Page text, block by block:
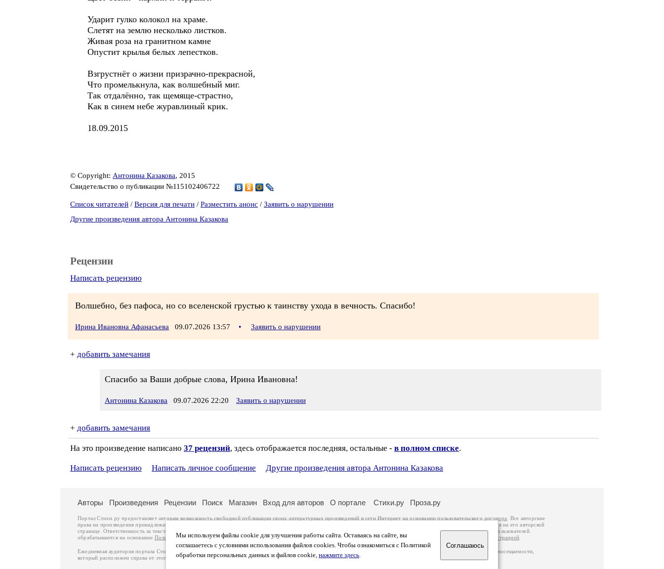
Ударит гулко колокол на храме.
Слетят на землю несколько листков.
Живая роза на гранитном камне
Опустит крылья белых лепестков.
Взгрустнёт о жизни призрачно-прекрасной,
Что промелькнула, как волшебный миг.
Так отдалённо, так щемяще-страстно,
Как в синем небе журавлиный крик.
18.09.2015
© Copyright: Антонина Казакова, 2015
Свидетельство о публикации №115102406722
Список читателей / Версия для печати / Разместить анонс / Заявить о нарушении
Другие произведения автора Антонина Казакова
Рецензии
Написать рецензию
Волшебно, без пафоса, но со вселенской грустью к таинству ухода в вечность. Спасибо!
Ирина Ивановна Афанасьева 09.07.2026 13:57 • Заявить о нарушении
+ добавить замечания
Спасибо за Ваши добрые слова, Ирина Ивановна!
Антонина Казакова 09.07.2026 22:20 Заявить о нарушении
+ добавить замечания
На это произведение написано 37 рецензий, здесь отображается последняя, остальные - в полном списке.
Написать рецензию Написать личное сообщение Другие произведения автора Антонина Казакова
Мы используем файлы cookie для улучшения работы сайта. Оставаясь на сайте, вы
соглашаетесь с условиями использования файлов cookies. Чтобы ознакомиться с Политикой
обработки персональных данных и файлов cookie, нажмите здесь.
Соглашаюсь
Авторы Произведения Рецензии Поиск Магазин Вход для авторов О портале Стихи.ру Проза.ру
Портал Стихи.ру предоставляет авторам возможность свободной публикации своих литературных произведений в сети Интернет на основаниипользовательского договора
. Все авторские
права на произведения принадлежат авторам и охраняются
. Перепечатка произведений возможна только с согласия его автора, к которому вы можете обратиться на его авторской
странице. Ответственность за тексты произведений авторы несут самостоятельно на основании
законодательства Российской Федерации. Данные пользователей
обрабатываются на основании Политики обработки персональных данных. Вы также можете посмотреть более подробнуюинформацию о портале связаться с администрацией
Ежедневная аудитория портала Стихи.ру – порядка 200 тысяч посетителей, которые в общей сумме просматривают более двух миллионов страниц по данным счетчика посещаемости,
который расположен справа от этого текста. В каждой графе указано по две цифры: количество просмотров и количество посетителей.